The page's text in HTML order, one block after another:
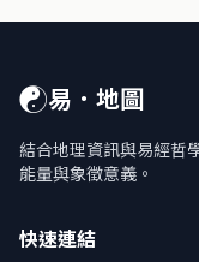
☯易．地圖
結合地理資訊與易經哲
能量與象徵意義。
快速連結